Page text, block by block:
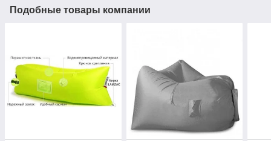
Подобные товары компании